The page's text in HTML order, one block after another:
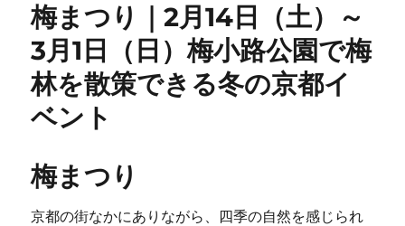
梅まつり｜2月14日（土）～
3月1日（日）梅小路公園で梅
林を散策できる冬の京都イ
ベント
梅まつり
京都の街なかにありながら、四季の自然を感じられ